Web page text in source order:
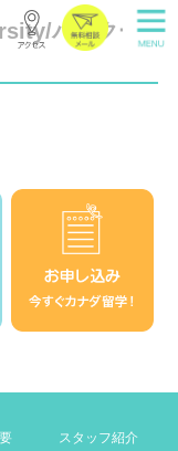
バンクー
スタッフ紹介